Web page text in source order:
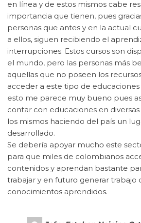
en línea y de estos mismos cabe
importancia que tienen, pues
personas que antes y en la actual
a ellos, siguen recibiendo el
interrupciones. Estos cursos son
el mundo, pero las personas más
aquellas que no poseen los
acceder a este tipo de
esto me parece muy bueno pues
contar con educaciones en
los mismos haciendo del país un
desarrollado.
Se debería apoyar mucho este
para que miles de colombianos
contenidos y aprendan bastante
trabajar y en futuro generar trabajo
conocimientos aprendidos.